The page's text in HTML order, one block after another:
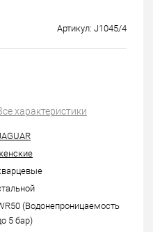
Артикул: J1045/4
характеристики
(Водонепроницаемость
5 бар)